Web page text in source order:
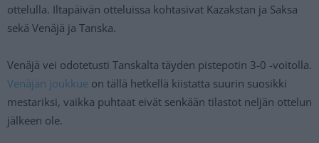
ottelulla. Iltapäivän otteluissa kohtasivat Kazakstan ja Saksa
sekä Venäjä ja Tanska.
Venäjä vei odotetusti Tanskalta täyden pistepotin 3-0 -voitolla.
Venäjän joukkue on tällä hetkellä kiistatta suurin suosikki
mestariksi, vaikka puhtaat eivät senkään tilastot neljän ottelun
jälkeen ole.